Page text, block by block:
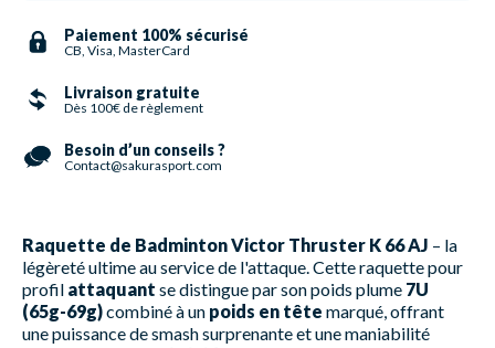
Paiement 100% sécurisé
CB, Visa, MasterCard
Livraison gratuite
Dès 100€ de règlement
Besoin d’un conseils ?
Contact@sakurasport.com
Raquette de Badminton Victor Thruster K 66 AJ – la
légèreté ultime au service de l'attaque. Cette raquette pour
profil attaquant se distingue par son poids plume 7U
(65g-69g)combiné à un poids en tête marqué, offrant
une puissance de smash surprenante et une maniabilité